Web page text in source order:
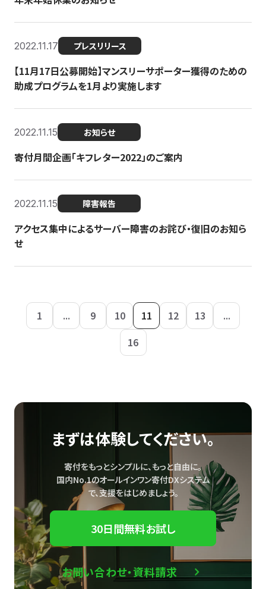
2022.11.17 プレスリリース
【11月17日公募開始】マンスリーサポーター獲得のための
助成プログラムを1月より実施します
2022.11.15 お知らせ
寄付月間企画「キフレター2022」のご案内
2022.11.15 障害報告
アクセス集中によるサーバー障害のお詫び・復旧のお知ら
せ
1 ... 9 10 11 12 13
...
16
まずは体験してください。
寄付をもっとシンプルに、もっと自由に。
国内No.1のオールインワン寄付DXシステム
で、支援をはじめましょう。
30日間無料お試し
お問い合わせ・資料請求